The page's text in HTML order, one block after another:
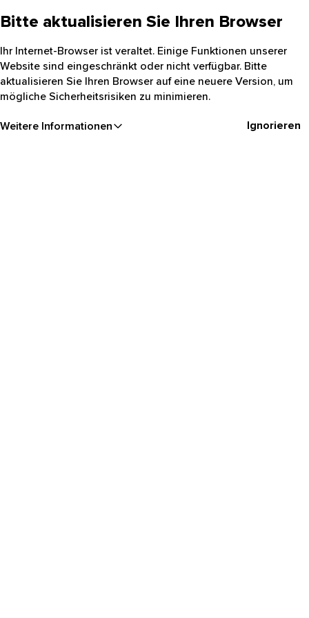
Bitte aktualisieren Sie Ihren Browser
Ihr Internet-Browser ist veraltet. Einige Funktionen unserer
Website sind eingeschränkt oder nicht verfügbar. Bitte
aktualisieren Sie Ihren Browser auf eine neuere Version, um
mögliche Sicherheitsrisiken zu minimieren.
Weitere Informationen Ignorieren